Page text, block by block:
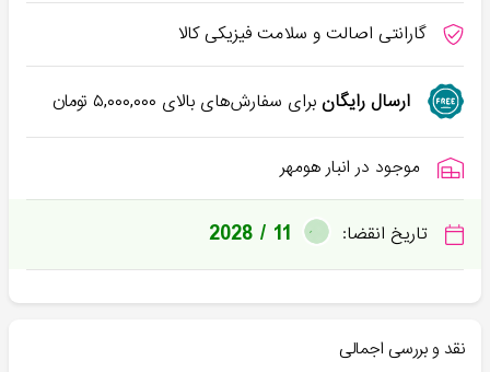
گارانتی اصالت و سلامت فیزیکی کالا
ارسال رایگانبرای سفارش‌های بالای ۵,۰۰۰,۰۰۰تومان
موجود در انبار هومهر
تاریخ انقضا: 2028 / 11
نقد و بررسی اجمالی